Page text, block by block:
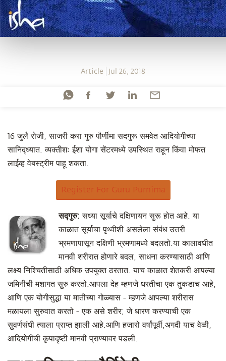
Article Jul 26, 2018
16 जुलै रोजी, साजरी करा गुरु पौर्णीमा सदगुरू समवेत आदियोगीच्या
सानिद्ध्यात. व्यक्तीशः ईशा योगा सेंटरमध्ये उपस्थित राहून किंवा मोफत
लाईव्ह वेबस्ट्रीम पाहू शकता.
Register For Guru Purnima
सद्गुरु:सध्या सूर्याचे दक्षिणायन सुरू होत आहे. या
काळात सूर्याचा पृथ्वीशी असलेला संबंध उत्तरी
भ्रमणापासून दक्षिणी भ्रमणामध्ये बदलतो.या कालावधीत
मानवी शरीरात होणारे बदल, साधना करण्यासाठी आणि
लक्ष्य निश्चितीसाठी अधिक उपयुक्त ठरतात. याच काळात शेतकरी आपल्या
जमिनीची मशागत सुरु करतो.आपला देह म्हणजे धरतीचा एक तुकडाच आहे,
आणि एक योगीसुद्धा या मातीच्या गोळ्यास - म्हणजे आपल्या शरीरास
मळायला सुरुवात करतो - एक असे शरीर; जे धारण करण्याची एक
सुवर्णसंधी त्याला प्राप्त झाली आहे.आणि हजारो वर्षांपूर्वी,अगदी याच वेळी,
आदियोगींची कृपादृष्टी मानवी प्राण्यावर पडली.